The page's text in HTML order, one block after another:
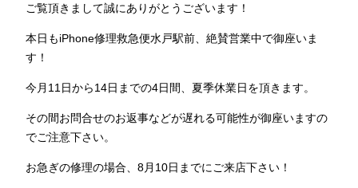
ご覧頂きまして誠にありがとうございます！
本日もiPhone修理救急便水戸駅前、絶賛営業中で御座いま
す！
今月11日から14日までの4日間、夏季休業日を頂きます。
その間お問合せのお返事などが遅れる可能性が御座いますの
でご注意下さい。
お急ぎの修理の場合、8月10日までにご来店下さい！